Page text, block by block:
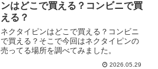
ンはどこで買える？コンビニで買
える？
ネクタイピンはどこで買える？コンビニ
で買える？そこで今回はネクタイピンの
売ってる場所を調べてみました。
2026.05.29